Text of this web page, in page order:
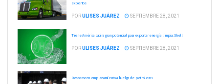
expertos
PORULISES JUÁREZ SEPTIEMBRE 28, 2021
Tiene América Latina gran potencial para exportar energía limpia: Shell
PORULISES JUÁREZ SEPTIEMBRE 28, 2021
Desconocen emplazamiento a huelga de petroleros